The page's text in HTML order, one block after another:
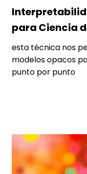
para Ciencia
esta técnica nos
modelos opacos
punto por punto